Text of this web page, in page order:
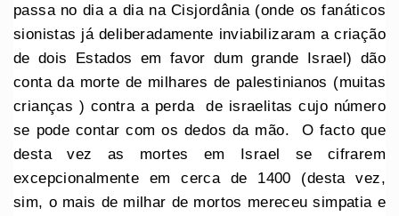
passa no dia a dia na Cisjordânia (onde os fanáticos
sionistas já deliberadamente inviabilizaram a criação
de dois Estados em favor dum grande Israel) dão
conta da morte de milhares de palestinianos (muitas
crianças ) contra a perda de israelitas cujo número
se pode contar com os dedos da mão. O facto que
desta vez as mortes em Israel se cifrarem
excepcionalmente em cerca de 1400 (desta vez,
sim, o mais de milhar de mortos mereceu simpatia e